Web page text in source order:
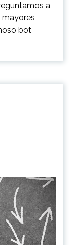
a
mayores
bot